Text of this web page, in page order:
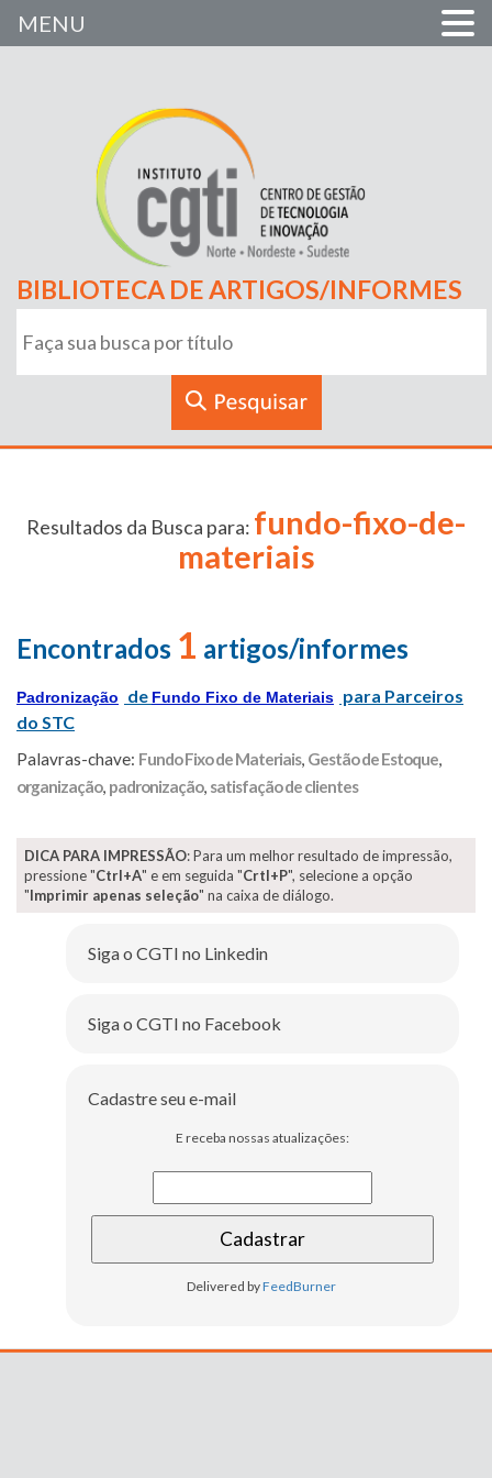
BIBLIOTECA DE ARTIGOS/INFORMES
Resultados da Busca para: fundo-fixo-de-
materiais
Encontrados 1 artigos/informes
Padronização de Fundo Fixo de Materiais para Parceiros
do STC
Palavras-chave: Fundo Fixo de Materiais, Gestão de Estoque,
organização, padronização, satisfação de clientes
DICA PARA IMPRESSÃO: Para um melhor resultado de impressão,
pressione "Ctrl+A" e em seguida "Crtl+P", selecione a opção
"Imprimir apenas seleção" na caixa de diálogo.
Siga o CGTI no Linkedin
Siga o CGTI no Facebook
Cadastre seu e-mail
E receba nossas atualizações:
Delivered byFeedBurner
MENU